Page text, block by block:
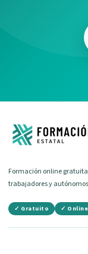
Formación online
trabajadores y
✓ Gratuito ✓ Online